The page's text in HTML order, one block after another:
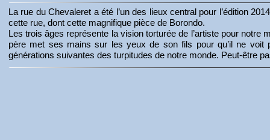
La rue du Chevaleret a été l’un des lieux central pour l’édition
cette rue, dont cette magnifique pièce de Borondo.
Les trois âges représente la vision torturée de l’artiste pour notre
père met ses mains sur les yeux de son fils pour qu’il ne
générations suivantes des turpitudes de notre monde. Peut-être